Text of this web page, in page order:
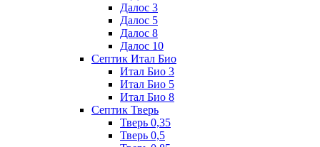
Далос 3
Далос 5
Далос 8
Далос 10
Септик Итал Био
Итал Био 3
Итал Био 5
Итал Био 8
Септик Тверь
Тверь 0,35
Тверь 0,5